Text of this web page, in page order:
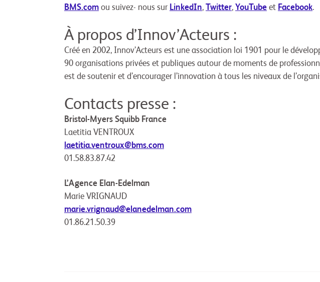
BMS.com ou suivez- nous sur LinkedIn, Twitter, YouTube et Facebook.
À propos d’Innov’Acteurs :
Créé en 2002, Innov’Acteurs est une association loi 1901 pour le
90 organisations privées et publiques autour de moments de
est de soutenir et d’encourager l’innovation à tous les niveaux de
Contacts presse :
Bristol-Myers Squibb France
Laetitia VENTROUX
laetitia.ventroux@bms.com
01.58.83.87.42
L’Agence Elan-Edelman
Marie VRIGNAUD
marie.vrignaud@elanedelman.com
01.86.21.50.39